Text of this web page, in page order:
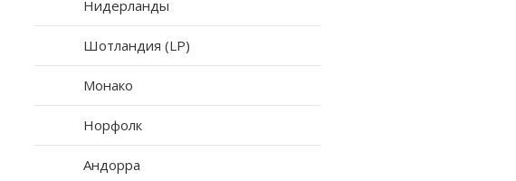
Нидерланды
Шотландия (LP)
Монако
Норфолк
Андорра